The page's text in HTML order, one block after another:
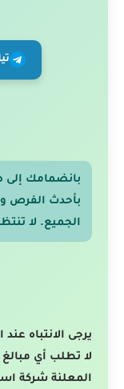
بانضمامك إلى
بأحدث الفرص
الجميع. لا
يرجى الانتباه
لا تطلب أي مبالغ
المعلنة شركة